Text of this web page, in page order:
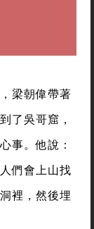
梁朝偉帶著
了吳哥窟，
事。他說：
們會上山找
裡，然後埋